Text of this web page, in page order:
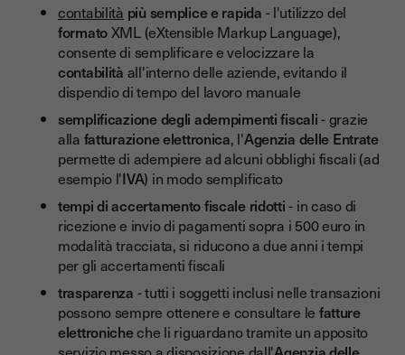
contabilità più semplice e rapida - l'utilizzo del
formatoXML (eXtensible Markup Language),
consente di semplificare e velocizzare la
contabilità all'interno delle aziende, evitando il
dispendio di tempo del lavoro manuale
semplificazione degli adempimenti fiscali- grazie
alla fatturazione elettronica, l'Agenzia delle Entrate
permette di adempiere ad alcuni obblighi fiscali (ad
esempio l'IVA) in modo semplificato
tempi di accertamento fiscale ridotti- in caso di
ricezione e invio di pagamenti sopra i 500 euro in
modalità tracciata, si riducono a due anni i tempi
per gli accertamenti fiscali
trasparenza - tutti i soggetti inclusi nelle transazioni
possono sempre ottenere e consultare le fatture
elettronicheche li riguardano tramite un apposito